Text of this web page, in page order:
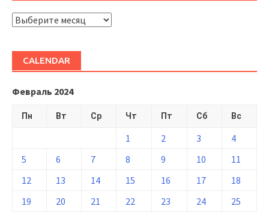
ARHIVĂ
CALENDAR
Февраль 2024
Пн Вт Ср Чт Пт Сб Вс
1 2 3
4
5
6 7 8 9 10
11
12
13 14 15 16 17
18
19
20 21 22 23 24
25